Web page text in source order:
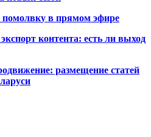
помолвку в прямом эфире
контента: есть ли выход
размещение статей